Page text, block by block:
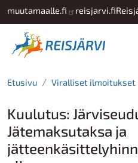
Hyppää pääsisältöön
muutamaalle.fi reisjarvi.fi
Etusivu Viralliset ilmoitukset
Kuulutus:
Jätemaksutaksa ja